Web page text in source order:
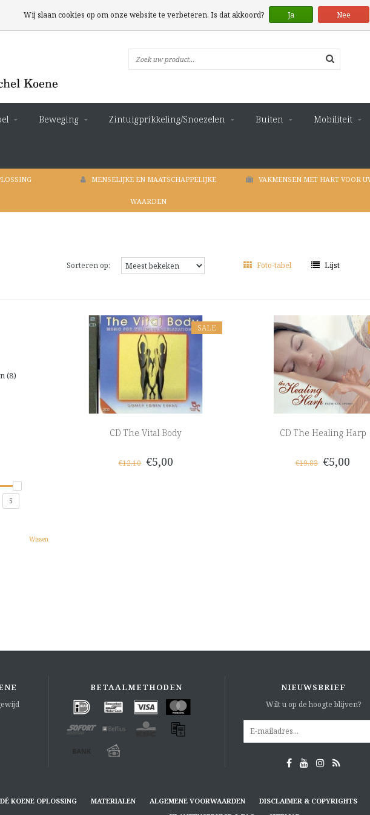
Beweging Zintuigprikkeling/Snoezelen Buiten Mobiliteit
MENSELIJKE EN MAATSCHAPPELIJKE
WAARDEN
VAKMENSEN MET HART VOOR
Sorteren op: Foto-tabel Lijst
(8)
5
Wissen
SALE
CD The Vital Body
€12,10 €5,00
CD The Healing Harp
€19,83 €5,00
BETAALMETHODEN NIEUWSBRIEF
Wilt u op de hoogte blijven?
DÉ KOENE OPLOSSING MATERIALEN ALGEMENE VOORWAARDEN
DISCLAIMER & COPYRIGHTS
Wij slaan cookies op om onze website te verbeteren. Is dat akkoord? Ja Nee